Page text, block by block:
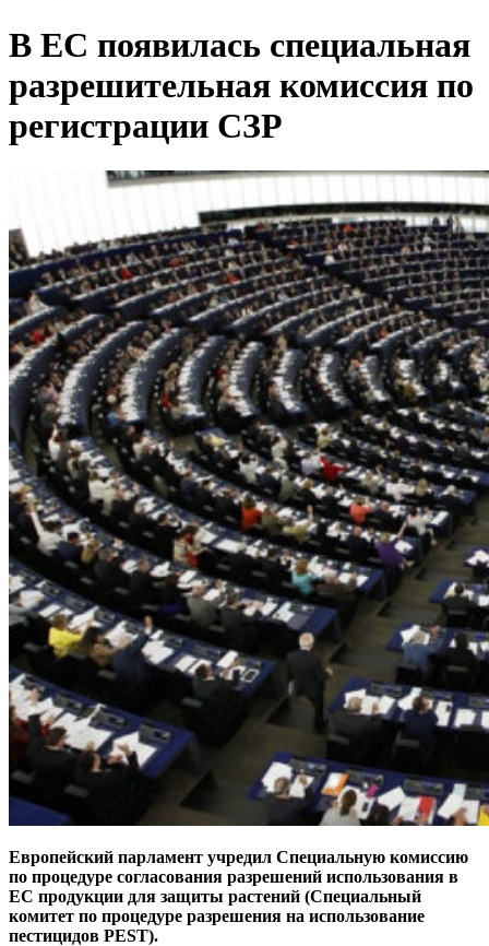
В ЕС появилась специальная
разрешительная комиссия по
регистрации СЗР
Европейский парламент учредил Специальную комиссию
по процедуре согласования разрешений использования в
ЕС продукции для защиты растений (Специальный
комитет по процедуре разрешения на использование
пестицидов PEST).